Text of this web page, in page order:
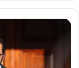
ر
د